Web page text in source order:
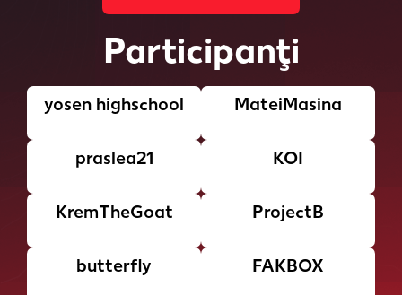
Participanţi
yosen highschool MateiMasina
praslea21 KOI
KremTheGoat ProjectB
butterfly FAKBOX